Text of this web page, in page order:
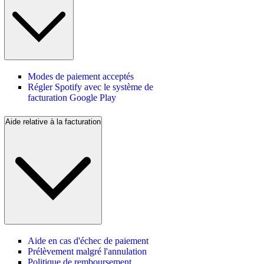
Modes de paiement acceptés
Régler Spotify avec le système de
facturation Google Play
Aide relative à la facturation
Aide en cas d'échec de paiement
Prélèvement malgré l'annulation
Politique de remboursement